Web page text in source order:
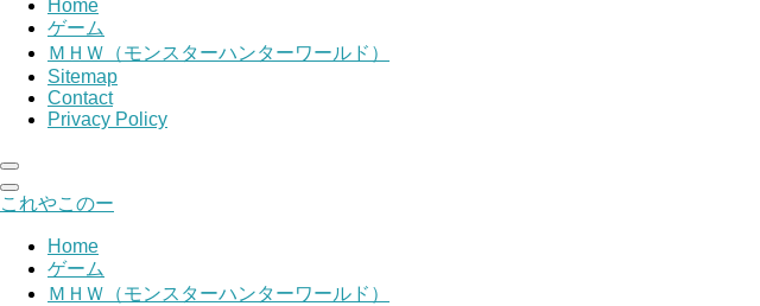
Home
ゲーム
ＭＨＷ（モンスターハンターワールド）
Sitemap
Contact
Privacy Policy
これやこのー
Home
ゲーム
ＭＨＷ（モンスターハンターワールド）